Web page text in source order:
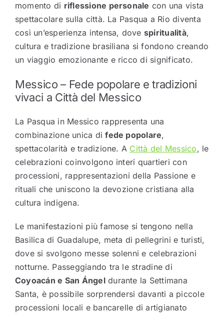
momento di riflessione personale con una vista
spettacolare sulla città. La Pasqua a Rio diventa
così un’esperienza intensa, dove spiritualità,
cultura e tradizione brasiliana si fondono creando
un viaggio emozionante e ricco di significato.
Messico – Fede popolare e tradizioni
vivaci a Città del Messico
La Pasqua in Messico rappresenta una
combinazione unica difede popolare,
spettacolarità e tradizione. A Città del Messico, le
celebrazioni coinvolgono interi quartieri con
processioni, rappresentazioni della Passione e
rituali che uniscono la devozione cristiana alla
cultura indigena.
Le manifestazioni più famose si tengono nella
Basilica di Guadalupe, meta di pellegrini e turisti,
dove si svolgono messe solenni e celebrazioni
notturne. Passeggiando tra le stradine di
Coyoacán e San Ángeldurante la Settimana
Santa, è possibile sorprendersi davanti a piccole
processioni locali e bancarelle di artigianato